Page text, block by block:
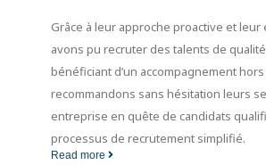
Grâce à leur approche proactive et
avons pu recruter des talents de
bénéficiant d’un accompagnement hors
recommandons sans hésitation leurs
entreprise en quête de candidats
processus de recrutement simplifié.
Read more